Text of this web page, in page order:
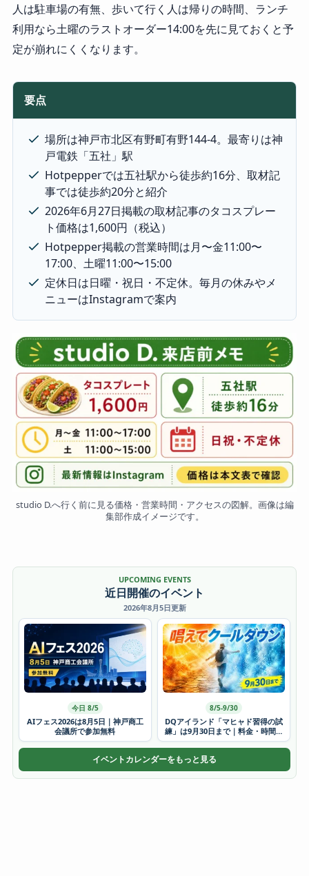
人は駐車場の有無、歩いて行く人は帰りの時間、ランチ
利用なら土曜のラストオーダー14:00を先に見ておくと予
定が崩れにくくなります。
要点
場所は神戸市北区有野町有野144-4。最寄りは神
戸電鉄「五社」駅
Hotpepperでは五社駅から徒歩約16分、取材記
事では徒歩約20分と紹介
2026年6月27日掲載の取材記事のタコスプレー
ト価格は1,600円（税込）
Hotpepper掲載の営業時間は月〜金11:00〜
17:00、土曜11:00〜15:00
定休日は日曜・祝日・不定休。毎月の休みやメ
ニューはInstagramで案内
studio D.へ行く前に見る価格・営業時間・アクセスの図解。画像は編
集部作成イメージです。
UPCOMING EVENTS
近日開催のイベント
2026年8月5日更新
今日 8/5
AIフェス2026は8月5日｜神戸商工
会議所で参加無料
8/5-9/30
DQアイランド「マヒャド習得の試
練」は9月30日まで｜料金・時間・
かき氷
イベントカレンダーをもっと見る